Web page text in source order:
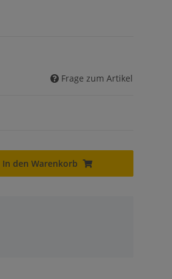
Frage zum Artikel
In den Warenkorb